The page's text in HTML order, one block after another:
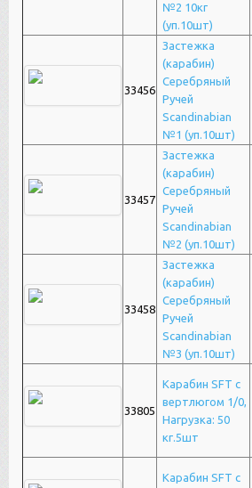
№2 10кг
(уп.10шт)
33456
Застежка
(карабин)
Серебряный
Ручей
Scandinabian
№1 (уп.10шт)
33457
Застежка
(карабин)
Серебряный
Ручей
Scandinabian
№2 (уп.10шт)
33458
Застежка
(карабин)
Серебряный
Ручей
Scandinabian
№3 (уп.10шт)
33805
Карабин SFT с
вертлюгом 1/0,
Нагрузка: 50
кг.5шт
Карабин SFT с